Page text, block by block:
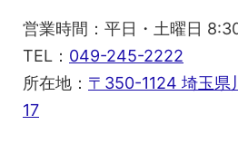
営業時間：平日・土曜日
TEL： 049-245-2222
所在地： 〒350-1124 埼玉県
17